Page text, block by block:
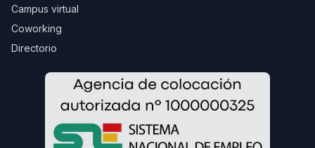
Campus virtual
Coworking
Directorio